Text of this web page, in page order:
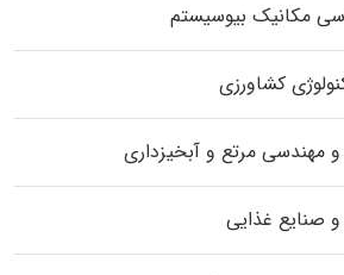
مکانیک بیوسیستم
کشاورزی
مهندسی مرتع و آبخیزداری
صنایع غذایی